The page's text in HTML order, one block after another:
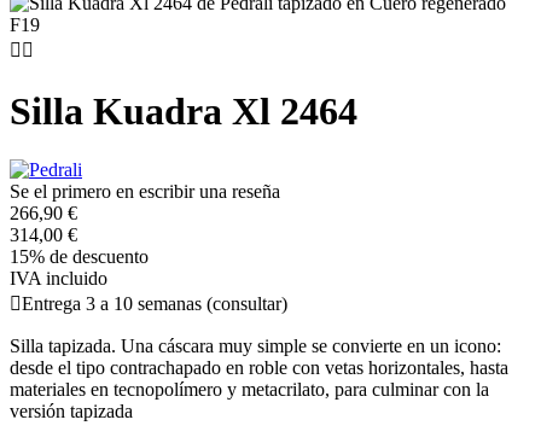
 
Silla Kuadra Xl 2464
Se el primero en escribir una reseña
266,90 €
314,00 €
15% de descuento
IVA incluido
Entrega 3 a 10 semanas (consultar)
Silla tapizada. Una cáscara muy simple se convierte en un icono:
desde el tipo contrachapado en roble con vetas horizontales, hasta
materiales en tecnopolímero y metacrilato, para culminar con la
versión tapizada